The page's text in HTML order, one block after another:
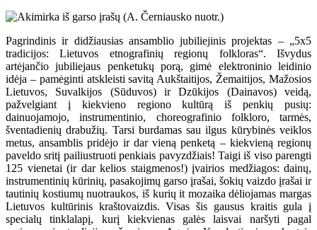
Pagrindinis ir didžiausias ansamblio jubiliejinis projektas – „5x5
tradicijos: Lietuvos etnografinių regionų folkloras“. Išvydus
artėjančio jubiliejaus penketukų porą, gimė elektroninio leidinio
idėja – pamėginti atskleisti savitą Aukštaitijos, Žemaitijos, Mažosios
Lietuvos, Suvalkijos (Sūduvos) ir Dzūkijos (Dainavos) veidą,
pažvelgiant į kiekvieno regiono kultūrą iš penkių pusių:
dainuojamojo, instrumentinio, choreografinio folkloro, tarmės,
šventadienių drabužių. Tarsi burdamas sau ilgus kūrybinės veiklos
metus, ansamblis pridėjo ir dar vieną penketą – kiekvieną regionų
paveldo sritį pailiustruoti penkiais pavyzdžiais! Taigi iš viso parengti
125 vienetai (ir dar kelios staigmenos!) įvairios medžiagos: dainų,
instrumentinių kūrinių, pasakojimų garso įrašai, šokių vaizdo įrašai ir
tautinių kostiumų nuotraukos, iš kurių it mozaika dėliojamas margas
Lietuvos kultūrinis kraštovaizdis. Visas šis gausus kraitis gula į
specialų tinklalapį, kurį kiekvienas galės laisvai naršyti pagal